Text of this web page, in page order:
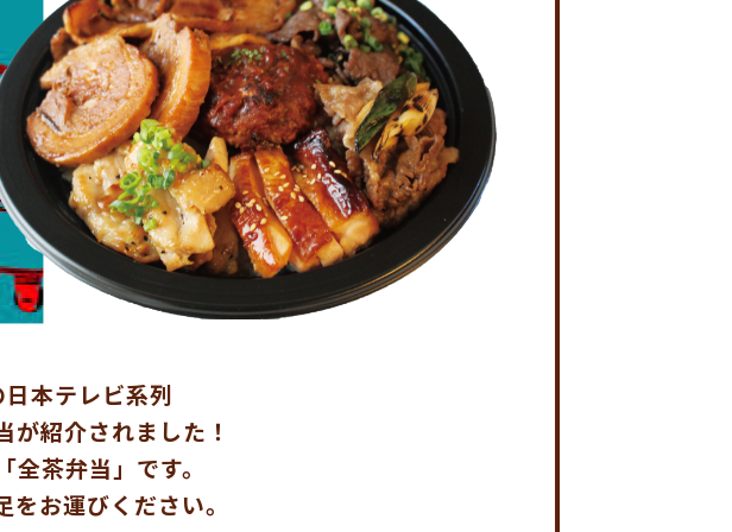
本テレビ系列
が紹介されました！
茶弁当」です。
お運びください。